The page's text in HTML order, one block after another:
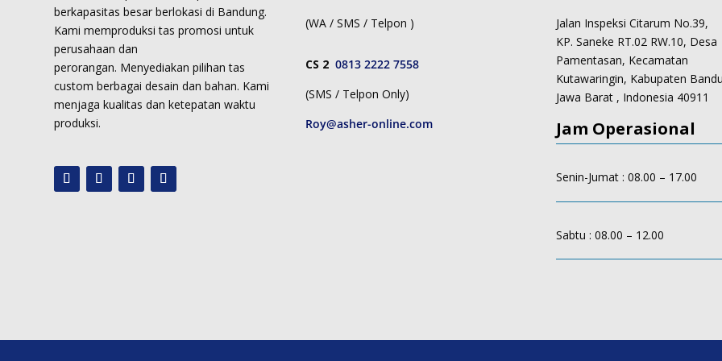
berkapasitas besar berlokasi di Bandung.
Kami memproduksitas promosi untuk
perusahaan dan
perorangan. Menyediakan pilihan tas
custom berbagai desain dan bahan. Kami
menjaga kualitas dan ketepatan waktu
produksi.
(WA / SMS / Telpon )
CS 2 0813 2222 7558
(SMS / Telpon Only)
Roy@asher-online.com
Jalan Inspeksi Citarum No.39,
KP. Saneke RT.02 RW.10, Desa
Pamentasan, Kecamatan
Kutawaringin, Kabupaten
Jawa Barat , Indonesia 40911
Jam Operasional
Senin-Jumat : 08.00 – 17.00
Sabtu : 08.00 – 12.00